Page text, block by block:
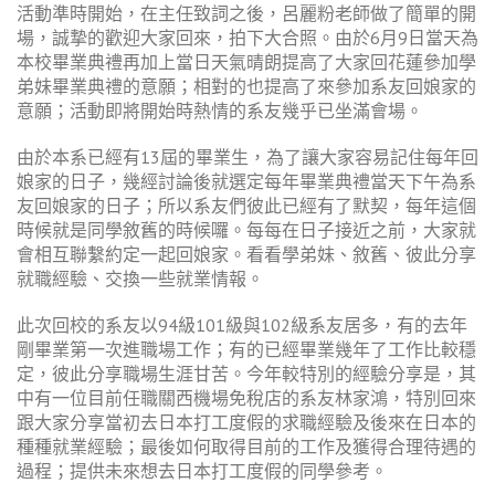
活動準時開始，在主任致詞之後，呂麗粉老師做了簡單的開
場，誠摯的歡迎大家回來，拍下大合照。由於6月9日當天為
本校畢業典禮再加上當日天氣晴朗提高了大家回花蓮參加學
弟妹畢業典禮的意願；相對的也提高了來參加系友回娘家的
意願；活動即將開始時熱情的系友幾乎已坐滿會場。
由於本系已經有13屆的畢業生，為了讓大家容易記住每年回
娘家的日子，幾經討論後就選定每年畢業典禮當天下午為系
友回娘家的日子；所以系友們彼此已經有了默契，每年這個
時候就是同學敘舊的時候囉。每每在日子接近之前，大家就
會相互聯繫約定一起回娘家。看看學弟妹、敘舊、彼此分享
就職經驗、交換一些就業情報。
此次回校的系友以94級101級與102級系友居多，有的去年
剛畢業第一次進職場工作；有的已經畢業幾年了工作比較穩
定，彼此分享職場生涯甘苦。今年較特別的經驗分享是，其
中有一位目前任職關西機場免稅店的系友林家鴻，特別回來
跟大家分享當初去日本打工度假的求職經驗及後來在日本的
種種就業經驗；最後如何取得目前的工作及獲得合理待遇的
過程；提供未來想去日本打工度假的同學參考。